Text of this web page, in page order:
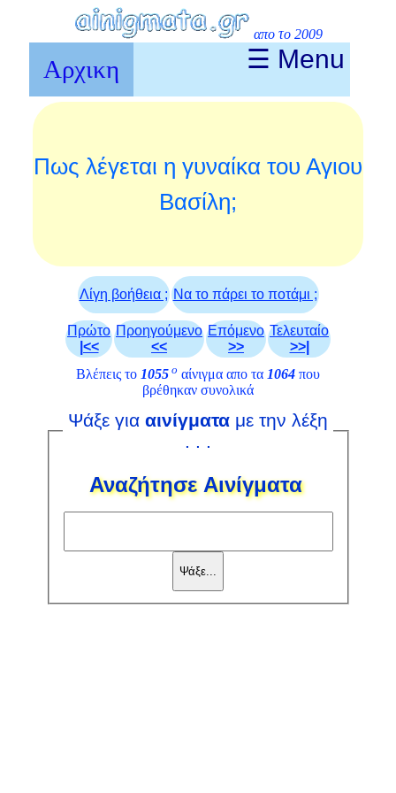
απο το 2009
Αρχικη ☰ Menu
Πως λέγεται η γυναίκα του Αγιου
Βασίλη;
Λίγη βοήθεια ; Να το πάρει το ποτάμι ;
Πρώτο
|<<
Προηγούμενο
<<
Επόμενο
>>
Τελευταίο
>>|
Βλέπεις το 1055 ο αίνιγμα απο τα 1064 που
βρέθηκαν συνολικά
Ψάξε για αινίγματα με την λέξη
. . .
Αναζήτησε Αινίγματα